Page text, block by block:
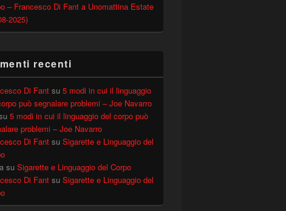
09-11-2019)
– Francesco Di Fant a Unomattina Estate
2025)
recenti
Di Fant su 5 modi in cui il linguaggio
può segnalare problemi – Joe Navarro
5 modi in cui il linguaggio del corpo può
problemi – Joe Navarro
Di Fant su Sigarette e Linguaggio del
su Sigarette e Linguaggio del Corpo
Di Fant su Sigarette e Linguaggio del